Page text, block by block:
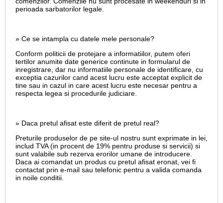
perioada sarbatorilor legale.
» Ce se intampla cu datele mele personale?
Conform politicii de protejare a informatiilor, putem oferi
tertilor anumite date generice continute in formularul de
inregistrare, dar nu informatiile personale de identificare, cu
exceptia cazurilor cand acest lucru este acceptat explicit de
tine sau in cazul in care acest lucru este necesar pentru a
respecta legea si procedurile judiciare.
» Daca pretul afisat este diferit de pretul real?
Preturile produselor de pe site-ul nostru sunt exprimate in lei,
includ TVA (in procent de 19% pentru produse si servicii) si
sunt valabile sub rezerva erorilor umane de introducere.
Daca ai comandat un produs cu pretul afisat eronat, vei fi
contactat prin e-mail sau telefonic pentru a valida comanda
in noile conditii.